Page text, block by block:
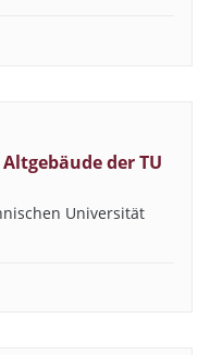
der TU
Universität